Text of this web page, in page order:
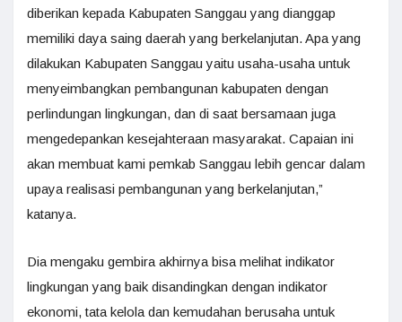
diberikan kepada Kabupaten Sanggau yang dianggap
memiliki daya saing daerah yang berkelanjutan. Apa yang
dilakukan Kabupaten Sanggau yaitu usaha-usaha untuk
menyeimbangkan pembangunan kabupaten dengan
perlindungan lingkungan, dan di saat bersamaan juga
mengedepankan kesejahteraan masyarakat. Capaian ini
akan membuat kami pemkab Sanggau lebih gencar dalam
upaya realisasi pembangunan yang berkelanjutan,”
katanya.
Dia mengaku gembira akhirnya bisa melihat indikator
lingkungan yang baik disandingkan dengan indikator
ekonomi, tata kelola dan kemudahan berusaha untuk